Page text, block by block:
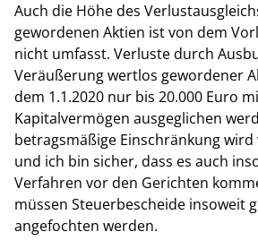
Auch die Höhe des
gewordenen Aktien ist von dem
nicht umfasst. Verluste durch
Veräußerung wertlos gewordener
dem 1.1.2020 nur bis 20.000 Euro
Kapitalvermögen ausgeglichen
betragsmäßige Einschränkung
und ich bin sicher, dass es auch
Verfahren vor den Gerichten
müssen Steuerbescheide insoweit
angefochten werden.